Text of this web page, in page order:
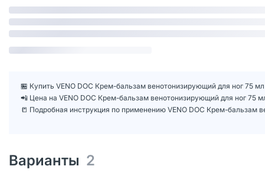
🏪 Купить VENO DOC Крем-бальзам венотонизирующий для ног 75
📲 Цена на VENO DOC Крем-бальзам венотонизирующий для ног 75
📒 Подробная инструкция по применению VENO DOC Крем-бальзам
Варианты 2